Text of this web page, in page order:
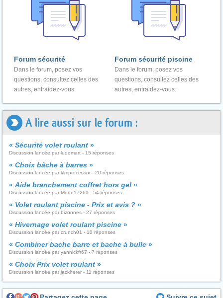
Forum sécurité
Dans le forum, posez vos
questions, consultez celles des
autres, entraidez-vous.
Forum sécurité piscine
Dans le forum, posez vos
questions, consultez celles des
autres, entraidez-vous.
A lire aussi sur le forum :
« Sécurité volet roulant »
Discussion lancée par ludomart - 15 réponses
« Choix bâche à barres »
Discussion lancée par klmprocessor - 20 réponses
« Aide branchement coffret hors gel »
Discussion lancée par Moun17260 - 54 réponses
« Volet roulant piscine - Prix et avis ? »
Discussion lancée par bizonnes - 27 réponses
« Hivernage volet roulant piscine »
Discussion lancée par crunch01 - 10 réponses
« Combiner bache barre et bache à bulle »
Discussion lancée par yannickfr67 - 7 réponses
« Choix Prix volet roulant »
Discussion lancée par jackherer - 11 réponses